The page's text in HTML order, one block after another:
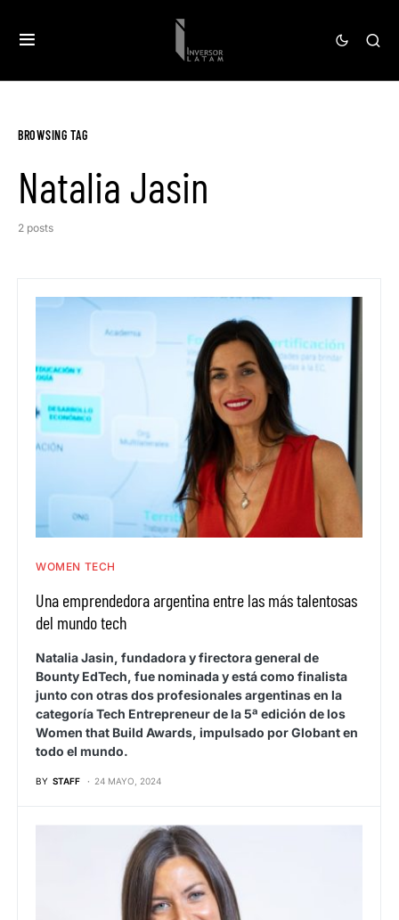
BROWSING TAG
Natalia Jasin
2 posts
WOMEN TECH
Una emprendedora argentina entre las más talentosas
del mundo tech
Natalia Jasin, fundadora y firectora general de
Bounty EdTech, fue nominada y está como finalista
junto con otras dos profesionales argentinas en la
categoría Tech Entrepreneur de la 5ª edición de los
Women that Build Awards, impulsado por Globant en
todo el mundo.
BY STAFF 24 MAYO, 2024